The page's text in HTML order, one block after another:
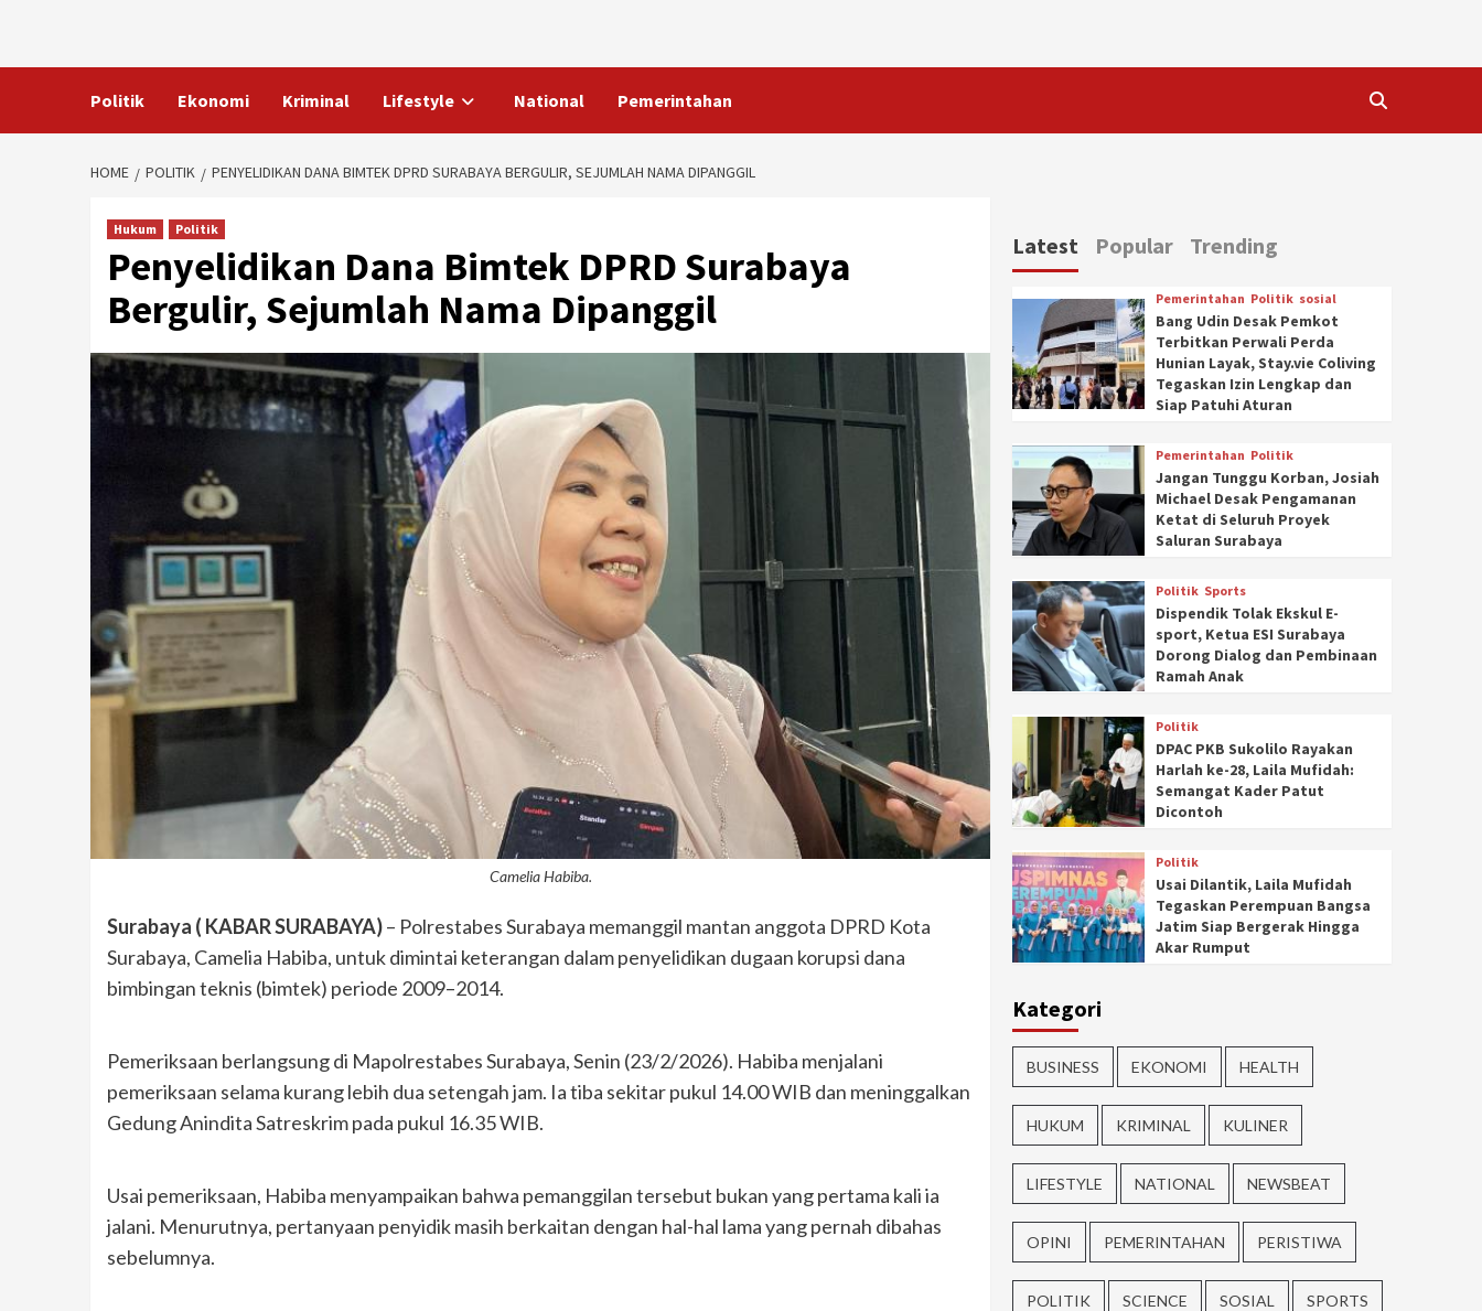
Politik Ekonomi Kriminal Lifestyle National Pemerintahan
HOME POLITIK PENYELIDIKAN DANA BIMTEK DPRD SURABAYA BERGULIR, SEJUMLAH NAMA DIPANGGIL
Hukum Politik
Penyelidikan Dana Bimtek DPRD Surabaya
Bergulir, Sejumlah Nama Dipanggil
Camelia Habiba.
Surabaya ( KABAR SURABAYA)– Polrestabes Surabaya memanggil mantan anggota DPRD Kota
Surabaya, Camelia Habiba, untuk dimintai keterangan dalam penyelidikan dugaan korupsi dana
bimbingan teknis (bimtek) periode 2009–2014.
Pemeriksaan berlangsung di Mapolrestabes Surabaya, Senin (23/2/2026). Habiba menjalani
pemeriksaan selama kurang lebih dua setengah jam. Ia tiba sekitar pukul 14.00 WIB dan meninggalkan
Gedung Anindita Satreskrim pada pukul 16.35 WIB.
Usai pemeriksaan, Habiba menyampaikan bahwa pemanggilan tersebut bukan yang pertama kali ia
jalani. Menurutnya, pertanyaan penyidik masih berkaitan dengan hal-hal lama yang pernah dibahas
sebelumnya.
Latest Popular Trending
Pemerintahan Politik sosial
Bang Udin Desak Pemkot
Terbitkan Perwali Perda
Hunian Layak, Stay.vie Coliving
Tegaskan Izin Lengkap dan
Siap Patuhi Aturan
Pemerintahan Politik
Jangan Tunggu Korban, Josiah
Michael Desak Pengamanan
Ketat di Seluruh Proyek
Saluran Surabaya
Politik Sports
Dispendik Tolak Ekskul E-
sport, Ketua ESI Surabaya
Dorong Dialog dan Pembinaan
Ramah Anak
Politik
DPAC PKB Sukolilo Rayakan
Harlah ke-28, Laila Mufidah:
Semangat Kader Patut
Dicontoh
Politik
Usai Dilantik, Laila Mufidah
Tegaskan Perempuan Bangsa
Jatim Siap Bergerak Hingga
Akar Rumput
Kategori
BUSINESS EKONOMI HEALTH
HUKUM KRIMINAL KULINER
LIFESTYLE NATIONAL NEWSBEAT
OPINI PEMERINTAHAN PERISTIWA
POLITIK SCIENCE SOSIAL SPORTS